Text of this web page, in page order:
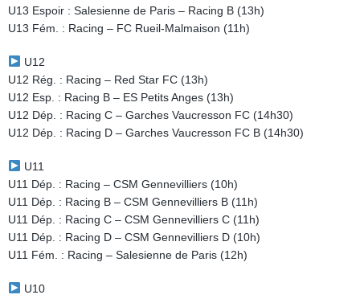
U13 Espoir : Salesienne de Paris – Racing B (13h)
U13 Fém. : Racing – FC Rueil-Malmaison (11h)
U12
U12 Rég. : Racing – Red Star FC (13h)
U12 Esp. : Racing B – ES Petits Anges (13h)
U12 Dép. : Racing C – Garches Vaucresson FC (14h30)
U12 Dép. : Racing D – Garches Vaucresson FC B (14h30)
U11
U11 Dép. : Racing – CSM Gennevilliers (10h)
U11 Dép. : Racing B – CSM Gennevilliers B (11h)
U11 Dép. : Racing C – CSM Gennevilliers C (11h)
U11 Dép. : Racing D – CSM Gennevilliers D (10h)
U11 Fém. : Racing – Salesienne de Paris (12h)
U10